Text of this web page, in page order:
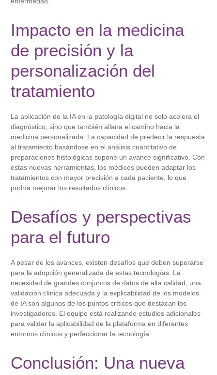
Impacto en la medicina
de precisión y la
personalización del
tratamiento
La aplicación de la IA en la patología digital no solo acelera el
diagnóstico, sino que también allana el camino hacia la
medicina personalizada. La capacidad de predecir la respuesta
al tratamiento basándose en el análisis cuantitativo de
preparaciones histológicas supone un avance significativo. Con
estas nuevas herramientas, los médicos pueden adaptar los
tratamientos con mayor precisión a cada paciente, lo que
podría mejorar los resultados clínicos.
Desafíos y perspectivas
para el futuro
A pesar de los avances, existen desafíos que deben superarse
para la adopción generalizada de estas tecnologías. La
necesidad de grandes conjuntos de datos de alta calidad, una
validación clínica adecuada y la explicabilidad de los modelos
de IA son algunos de los puntos críticos que destacan los
investigadores. El equipo está realizando estudios adicionales
para validar la aplicabilidad de la plataforma en diferentes
entornos clínicos y perfeccionar la tecnología.
Conclusión: Una nueva